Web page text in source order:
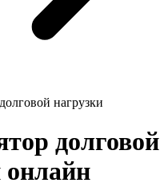
нагрузки
долговой
онлайн